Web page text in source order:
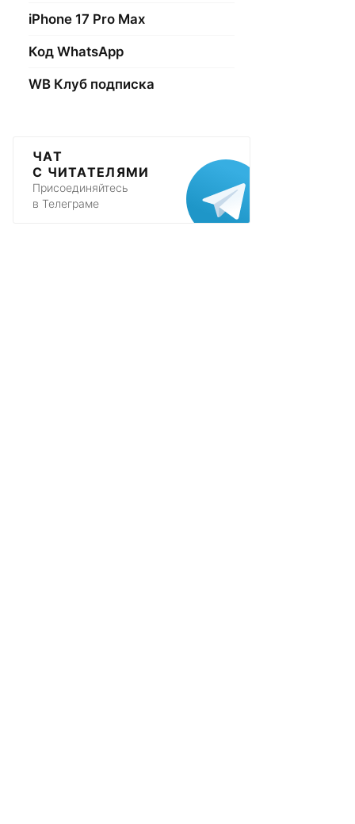
iPhone 17 Pro Max
Код WhatsApp
WB Клуб подписка
ЧАТ
С ЧИТАТЕЛЯМИ
Присоединяйтесь
в Телеграме